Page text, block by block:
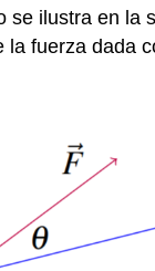
se ilustra en la
la fuerza dada